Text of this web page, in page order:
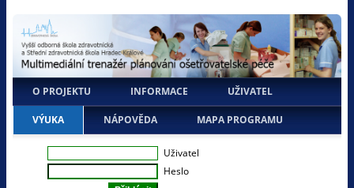
O PROJEKTU INFORMACE UŽIVATEL
VÝUKA NÁPOVĚDA MAPA PROGRAMU
Uživatel
Heslo